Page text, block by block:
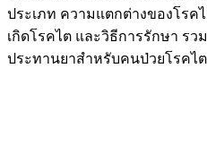
ประเภท ความแตกต่างของโรค
เกิดโรคไต และวิธีการรักษา ร
ประทานยาสำหรับคนป่วยโรคไ